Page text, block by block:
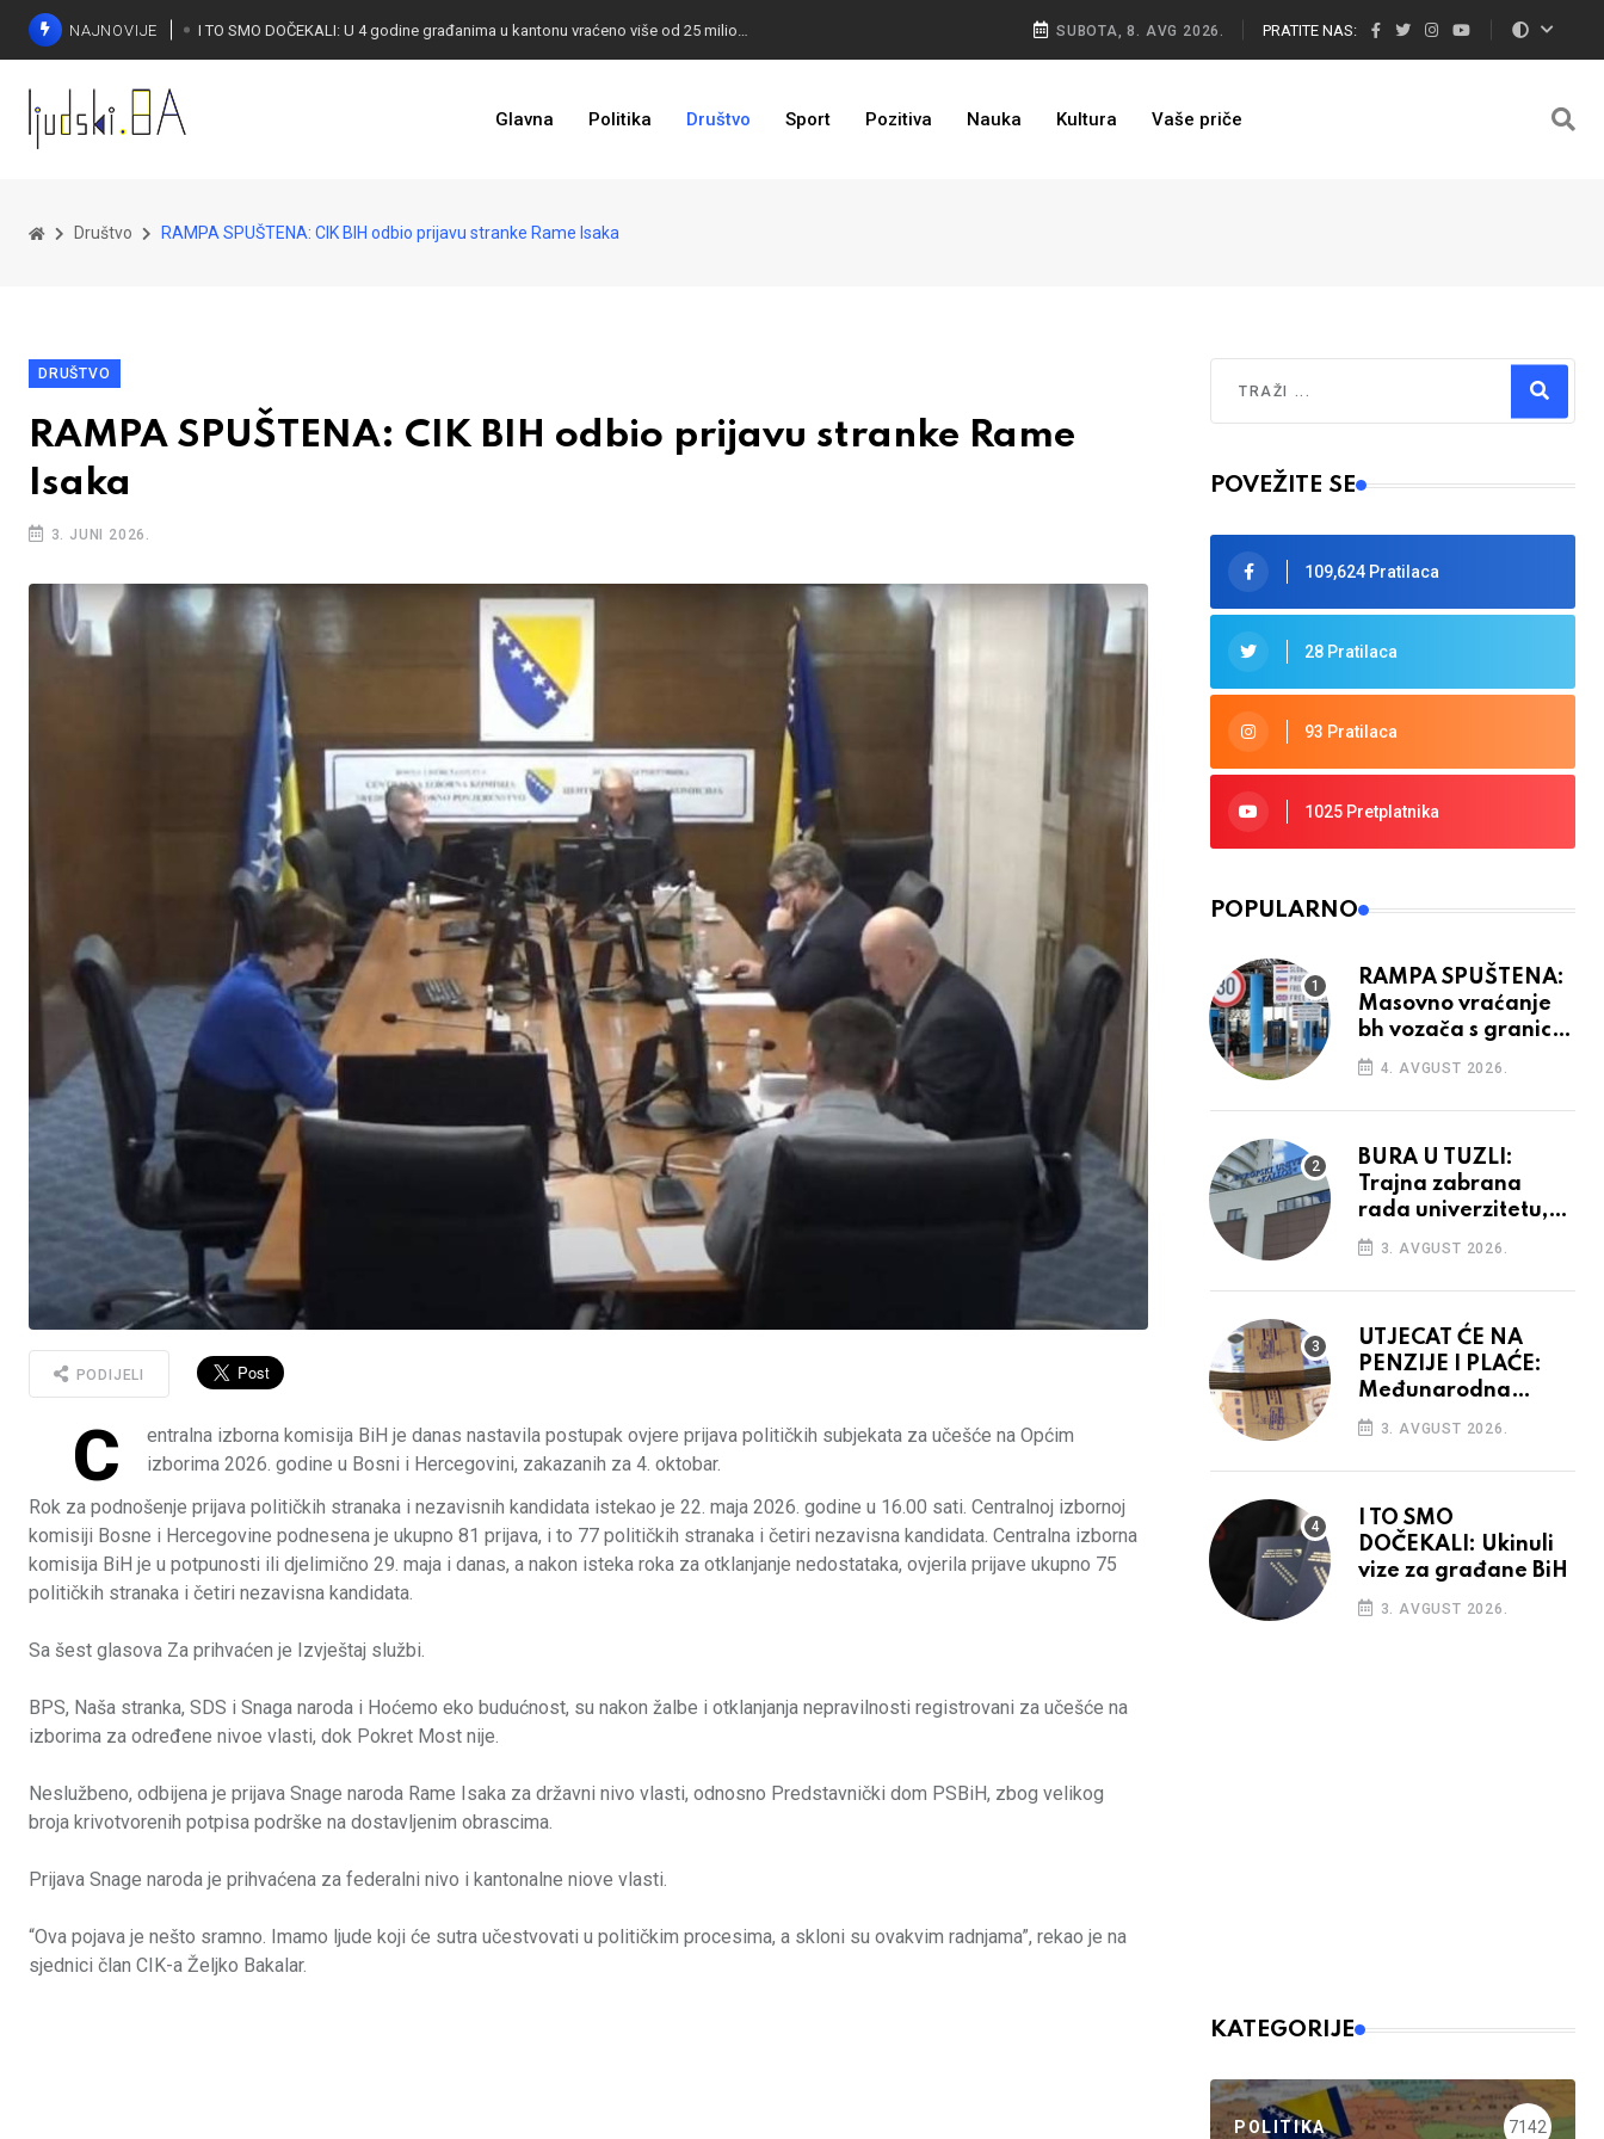
NAJNOVIJE
KONAKOVIĆ PALI ALARM: Otvoreno pismo UN-u
SUBOTA, 8. AVG 2026. PRATITE NAS:
Glavna Politika Društvo Sport Pozitiva Nauka Kultura Vaše priče
Društvo RAMPA SPUŠTENA: CIK BIH odbio prijavu stranke Rame Isaka
DRUŠTVO
RAMPA SPUŠTENA: CIK BIH odbio prijavu stranke Rame
Isaka
3. JUNI 2026.
PODIJELI
C
entralna izborna komisija BiH je danas nastavila postupak ovjere prijava političkih subjekata za učešće na Općim
izborima 2026. godine u Bosni i Hercegovini, zakazanih za 4. oktobar.
Rok za podnošenje prijava političkih stranaka i nezavisnih kandidata istekao je 22. maja 2026. godine u 16.00 sati. Centralnoj izbornoj
komisiji Bosne i Hercegovine podnesena je ukupno 81 prijava, i to 77 političkih stranaka i četiri nezavisna kandidata. Centralna izborna
komisija BiH je u potpunosti ili djelimično 29. maja i danas, a nakon isteka roka za otklanjanje nedostataka, ovjerila prijave ukupno 75
političkih stranaka i četiri nezavisna kandidata.
Sa šest glasova Za prihvaćen je Izvještaj službi.
BPS, Naša stranka, SDS i Snaga naroda i Hoćemo eko budućnost, su nakon žalbe i otklanjanja nepravilnosti registrovani za učešće na
izborima za određene nivoe vlasti, dok Pokret Most nije.
Neslužbeno, odbijena je prijava Snage naroda Rame Isaka za državni nivo vlasti, odnosno Predstavnički dom PSBiH, zbog velikog
broja krivotvorenih potpisa podrške na dostavljenim obrascima.
Prijava Snage naroda je prihvaćena za federalni nivo i kantonalne niove vlasti.
“Ova pojava je nešto sramno. Imamo ljude koji će sutra učestvovati u političkim procesima, a skloni su ovakvim radnjama”, rekao je na
sjednici član CIK-a Željko Bakalar.
Type 2 or more characters for results.
POVEŽITE SE
109,624 Pratilaca
28 Pratilaca
93 Pratilaca
1025 Pretplatnika
POPULARNO
RAMPA SPUŠTENA:
Masovno vraćanje
bh vozača s granica
EU, protesti na
vidiku
4. AVGUST 2026.
BURA U TUZLI:
Trajna zabrana
rada univerzitetu,
provedba sudskih
odluka
3. AVGUST 2026.
UTJECAT ĆE NA
PENZIJE I PLAĆE:
Međunarodna
agencija potvrdila
kreditni rejting BiH
3. AVGUST 2026.
I TO SMO
DOČEKALI: Ukinuli
vize za građane BiH
3. AVGUST 2026.
KATEGORIJE
POLITIKA 7142